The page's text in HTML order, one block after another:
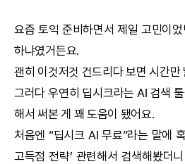
요즘 토익 준비하면서 제일 고민이
하냐였거든요.
괜히 이것저것 건드리다 보면 시간만
그러다 우연히 딥시크라는AI 검색
해서 써본 게 꽤 도움이 됐어요.
처음엔 “딥시크 AI 무료”라는 말에
고득점 전략’ 관련해서 검색해봤더